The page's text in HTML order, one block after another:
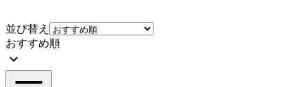
並び替え
おすすめ順